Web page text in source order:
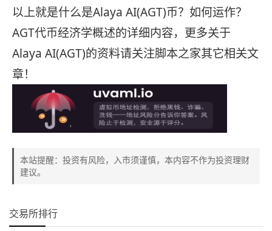
以上就是什么是Alaya AI(AGT)币？如何运作？
AGT代币经济学概述的详细内容，更多关于
Alaya AI(AGT)的资料请关注脚本之家其它相关文
章！
本站提醒：投资有风险，入市须谨慎，本内容不作为投资理财
建议。
交易所排行